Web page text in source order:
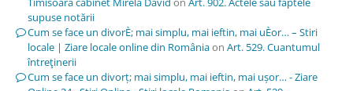
supuse notării
Cum se face un divorÈ; mai simplu, mai ieftin, mai uÈor… – Stiri
locale | Ziare locale online din Româniaon Art. 529. Cuantumul
întreţinerii
Cum se face un divorț; mai simplu, mai ieftin, mai ușor… - Ziare